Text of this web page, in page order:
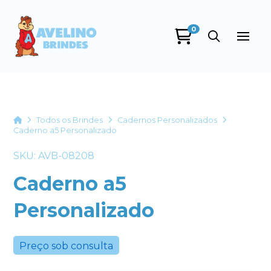
0
HomeTodos os Brindes
Cadernos Personalizados
Caderno a5 Personalizado
SKU: AVB-08208
Caderno a5
Personalizado
Preço sob consulta